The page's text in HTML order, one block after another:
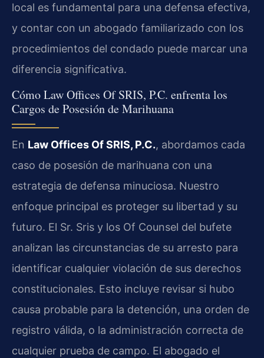
local es fundamental para una defensa efectiva,
y contar con un abogado familiarizado con los
procedimientos del condado puede marcar una
diferencia significativa.
Cómo Law Offices Of SRIS, P.C. enfrenta los
Cargos de Posesión de Marihuana
En Law Offices Of SRIS, P.C., abordamos cada
caso de posesión de marihuana con una
estrategia de defensa minuciosa. Nuestro
enfoque principal es proteger su libertad y su
futuro. El Sr. Sris y los Of Counsel del bufete
analizan las circunstancias de su arresto para
identificar cualquier violación de sus derechos
constitucionales. Esto incluye revisar si hubo
causa probable para la detención, una orden de
registro válida, o la administración correcta de
cualquier prueba de campo. El abogado el